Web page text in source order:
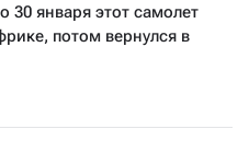
30 января этот самолет
потом вернулся в